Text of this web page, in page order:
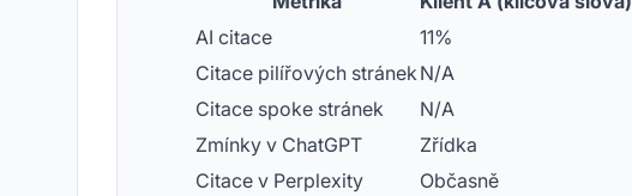
AI citace
11%
Citace pilířových stránekN/A
Citace spoke stránek
N/A
Zmínky v ChatGPT
Zřídka
Citace v Perplexity
Občasně